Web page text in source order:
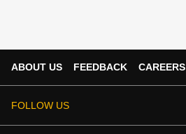
ABOUT US FEEDBACK CAREERS
FOLLOW US